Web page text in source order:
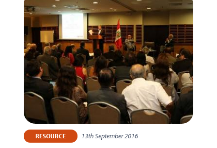
RESOURCE 13th September 2016